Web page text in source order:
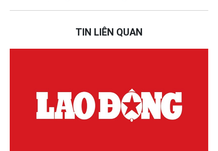
TIN LIÊN QUAN